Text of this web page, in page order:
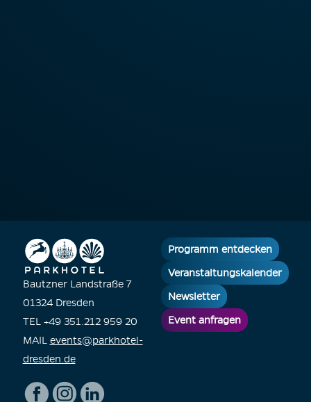
Bautzner Landstraße 7
01324 Dresden
TEL +49 351.212 959 20
MAIL events@parkhotel-
dresden.de
Programm entdecken
Veranstaltungskalender
Newsletter
Event anfragen